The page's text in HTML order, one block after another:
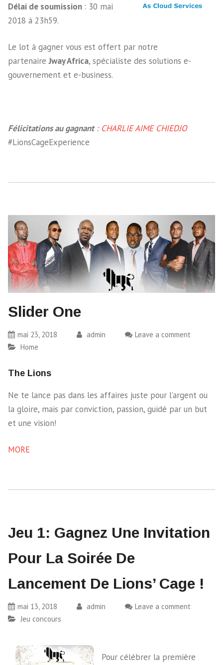
Délai de soumission : 30 mai
2018 à 23h59.
Le lot à gagner vous est offert par notre
partenaireJway Africa, spécialiste des solutions e-
gouvernement et e-business.
Félicitations au gagnant: CHARLIE AIME CHIEDJO
#LionsCageExperience
Slider One
mai 23, 2018 admin
Leave a comment
Home
The Lions
Ne te lance pas dans les affaires juste pour l’argent ou
la gloire, mais par conviction, passion, guidé par un but
et une vision!
MORE
Jeu 1: Gagnez Une Invitation
Pour La Soirée De
Lancement De Lions’ Cage !
mai 13, 2018 admin
Leave a comment
Jeu concours
Pour célébrer la première